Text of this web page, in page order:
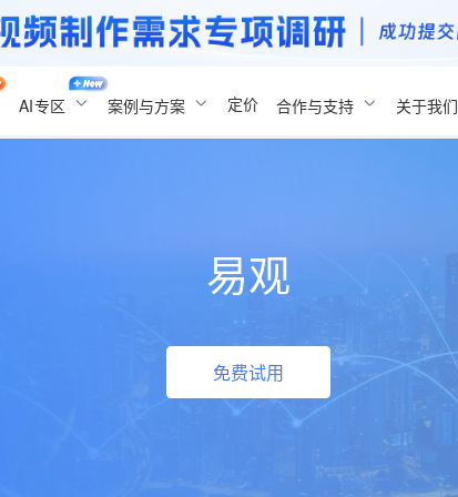
AI专区 案例与方案 定价 合作与支持 关于我们
易观
免费试用